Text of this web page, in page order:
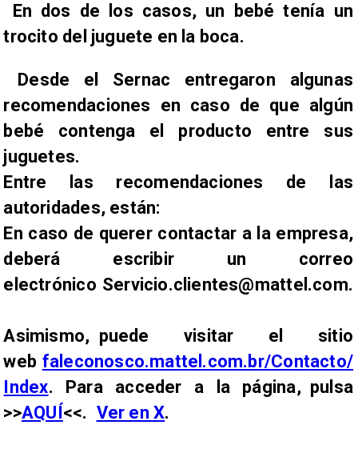
En dos de los casos, un bebé tenía un
trocito del juguete en la boca.
Desde el Sernac entregaron algunas
recomendaciones en caso de que algún
bebé contenga el producto entre sus
juguetes.
Entre las recomendaciones de las
autoridades, están:
En caso de querer contactar a la empresa,
deberá escribir un correo
electrónico Servicio.clientes@mattel.com.
Asimismo, puede visitar el sitio
web faleconosco.mattel.com.br/Contacto/
Index. Para acceder a la página, pulsa
>>AQUÍ<<. Ver en X.